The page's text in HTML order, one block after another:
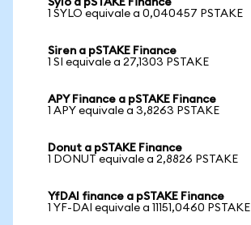
Sylo a pSTAKE Finance
1 SYLO equivale a 0,040457 PSTAKE
Siren a pSTAKE Finance
1 SI equivale a 27,1303 PSTAKE
APY Finance a pSTAKE Finance
1 APY equivale a 3,8263 PSTAKE
Donut a pSTAKE Finance
1 DONUT equivale a 2,8826 PSTAKE
YfDAI finance a pSTAKE Finance
1 YF-DAI equivale a 11151,0460 PSTAKE